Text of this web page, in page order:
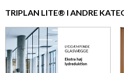
TRIPLAN LITE® I ANDRE